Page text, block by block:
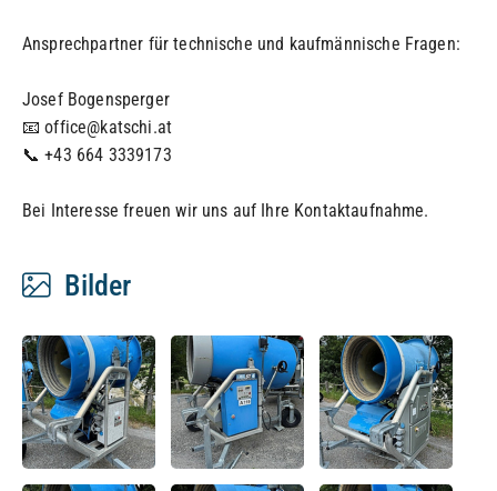
Ansprechpartner für technische und kaufmännische Fragen:
Josef Bogensperger
📧 office@katschi.at
📞 +43 664 3339173
Bei Interesse freuen wir uns auf Ihre Kontaktaufnahme.
Bilder